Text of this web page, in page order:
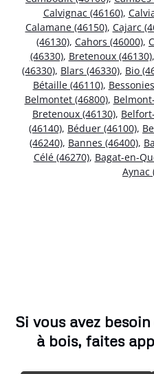
Calvignac (46160),
Calamane (46150), Cajarc
(46130), Cahors (46000),
(46330), Bretenoux (46130),
(46330), Blars (46330), Bio
Bétaille (46110),
Belmontet (46800),
Bretenoux (46130),
(46140), Béduer (46100),
(46240), Bannes (46400),
Célé (46270), Bagat-en-
Aynac
Si vous avez
à bois, faites